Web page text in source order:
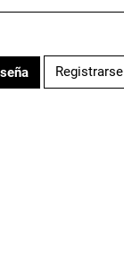
Registrarse